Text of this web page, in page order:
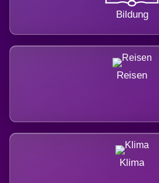
Bildung
Reisen
Klima